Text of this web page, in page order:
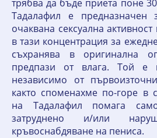
трябва да бъде приета поне
Тадалафил е предназначен
очаквана сексуална
в тази концентрация за
съхранява в оригинална
предпази от влага. Той е
независимо от
както споменахме по-горе в
на Тадалафил помага
затруднено и/или
кръвоснабдяване на пениса.